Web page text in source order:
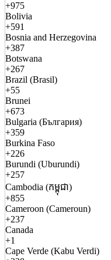
+975
Bolivia
+591
Bosnia and Herzegovina
+387
Botswana
+267
Brazil (Brasil)
+55
Brunei
+673
Bulgaria (България)
+359
Burkina Faso
+226
Burundi (Uburundi)
+257
Cambodia (កម្ពុជា)
+855
Cameroon (Cameroun)
+237
Canada
+1
Cape Verde (Kabu Verdi)